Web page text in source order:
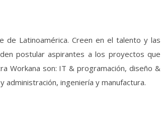
Latinoamérica. Creen en el talento y las
postular aspirantes a los proyectos que
Workana son: IT & programación, diseño &
ingeniería y manufactura.